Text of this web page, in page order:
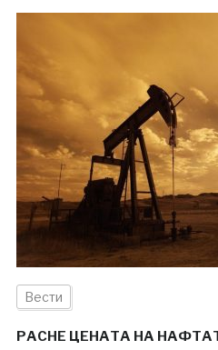
Вести
РАСНЕ ЦЕНАТА НА